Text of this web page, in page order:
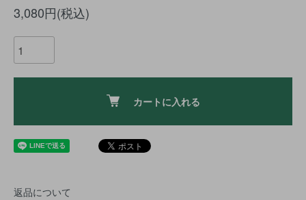
3,080円(税込)
カートに入れる
返品について